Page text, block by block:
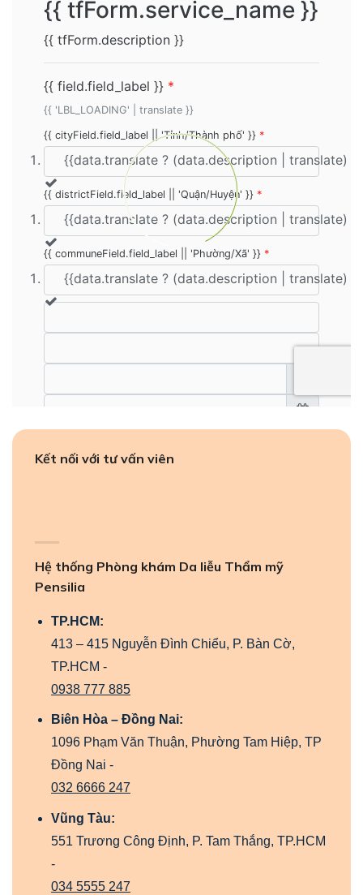
Kết nối với tư vấn viên
Hệ thống Phòng khám Da liễu Thẩm mỹ
Pensilia
TP.HCM:
413 – 415 Nguyễn Đình Chiểu, P. Bàn Cờ,
TP.HCM -
0938 777 885
Biên Hòa – Đồng Nai:
1096 Phạm Văn Thuận, Phường Tam Hiệp, TP
Đồng Nai -
032 6666 247
Vũng Tàu:
551 Trương Công Định, P. Tam Thắng, TP.HCM
-
034 5555 247